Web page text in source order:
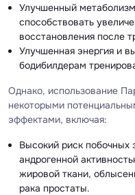
Улучшенный
способствовать
восстановления после
Улучшенная энергия и
бодибилдерам
Однако, использование
некоторыми
эффектами, включая:
Высокий риск побочных
андрогенной
жировой ткани,
рака простаты.